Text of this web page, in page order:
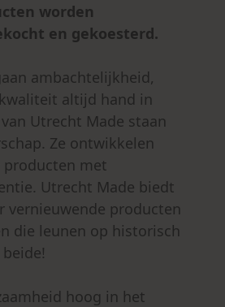
worden
en gekoesterd.
ambachtelijkheid,
altijd hand in
Utrecht Made staan
Ze ontwikkelen
producten met
Utrecht Made biedt
vernieuwende producten
die leunen op historisch
hoog in het